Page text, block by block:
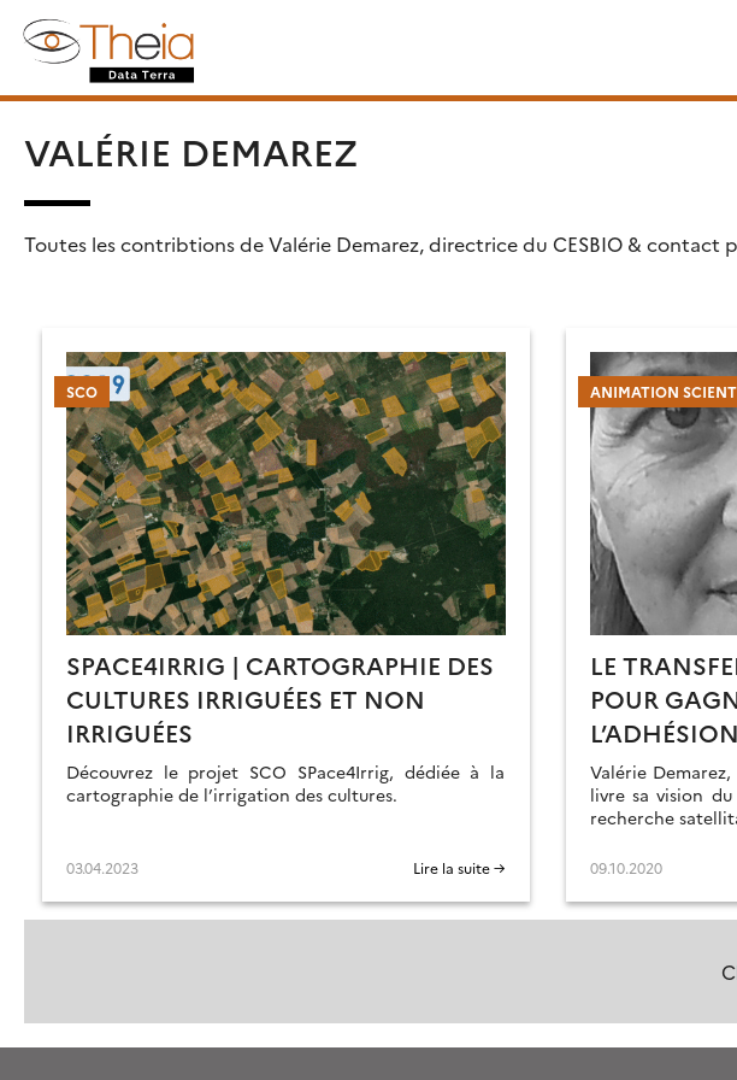
content
VALÉRIE DEMAREZ
Toutes les contribtions de Valérie Demarez, directrice du CESBIO & contact
SCO
SPACE4IRRIG | CARTOGRAPHIE DES
CULTURES IRRIGUÉES ET NON
IRRIGUÉES
Découvrez le projet SCO SPace4Irrig, dédiée à la
cartographie de l’irrigation des cultures.
03.04.2023 Lire la suite →
ANIMATION
LE
POUR
ATOUT
RÉPONDRE
ENJEUX
Valérie
livre sa vision
recherche
09.10.2020